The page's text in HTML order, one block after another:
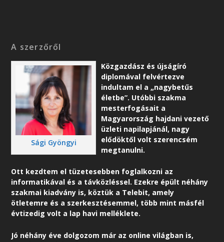
A szerzőről
Sági Gyöngyi
Közgazdász és újságíró
diplomával felvértezve
indultam el a „nagybetűs
életbe”. Utóbbi szakma
mesterfogásait a
Magyarország hajdani vezető
üzleti napilapjánál, nagy
elődöktől volt szerencsém
megtanulni.
Ott kezdtem el tüzetesebben foglalkozni az
informatikával és a távközléssel. Ezekre épült néhány
szakmai kiadvány is, köztük a Telebit, amely
ötletemre és a szerkesztésemmel, több mint másfél
évtizedig volt a lap havi melléklete.
Jó néhány éve dolgozom már az online világban is,